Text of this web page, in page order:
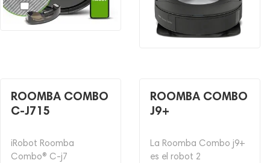
ROOMBA COMBO
C-J715
iRobot Roomba
Combo® C-j7
ROOMBA COMBO
J9+
La Roomba Combo j9+
es el robot 2